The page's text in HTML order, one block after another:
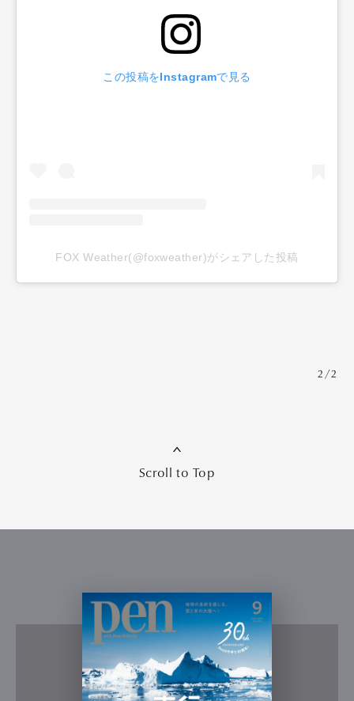
この投稿をInstagramで見る
FOX Weather(@foxweather)がシェアした投稿
2/2
Scroll to Top